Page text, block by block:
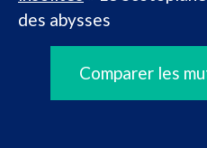
des abysses
Comparer les